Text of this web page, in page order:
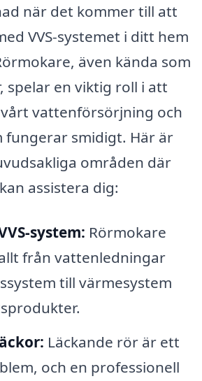
när det kommer till att
VVS-systemet i ditt hem
även kända som
spelar en viktig roll i att
vattenförsörjning och
fungerar smidigt. Här är
områden där
assistera dig:
system: Rörmokare
från vattenledningar
till värmesystem
Läckande rör är ett
och en professionell